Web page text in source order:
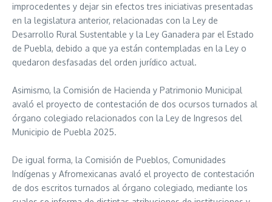
improcedentes y dejar sin efectos tres iniciativas presentadas
en la legislatura anterior, relacionadas con la Ley de
Desarrollo Rural Sustentable y la Ley Ganadera par el Estado
de Puebla, debido a que ya están contempladas en la Ley o
quedaron desfasadas del orden jurídico actual.
Asimismo, la Comisión de Hacienda y Patrimonio Municipal
avaló el proyecto de contestación de dos ocursos turnados al
órgano colegiado relacionados con la Ley de Ingresos del
Municipio de Puebla 2025.
De igual forma, la Comisión de Pueblos, Comunidades
Indígenas y Afromexicanas avaló el proyecto de contestación
de dos escritos turnados al órgano colegiado, mediante los